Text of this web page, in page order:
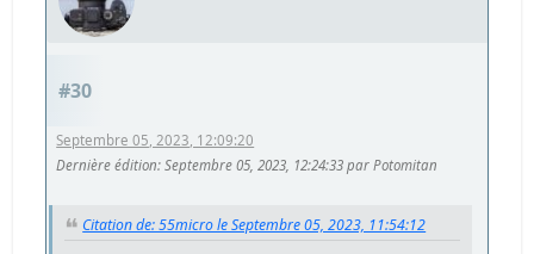
#30
Septembre 05, 2023, 12:09:20
Dernière édition: Septembre 05, 2023, 12:24:33 par Potomitan
Citation de: 55micro le Septembre 05, 2023, 11:54:12